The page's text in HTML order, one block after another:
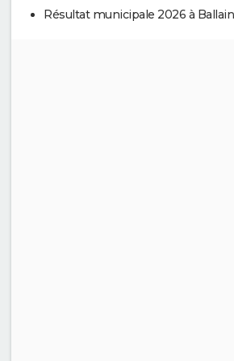
Résultat municipale 2026 à